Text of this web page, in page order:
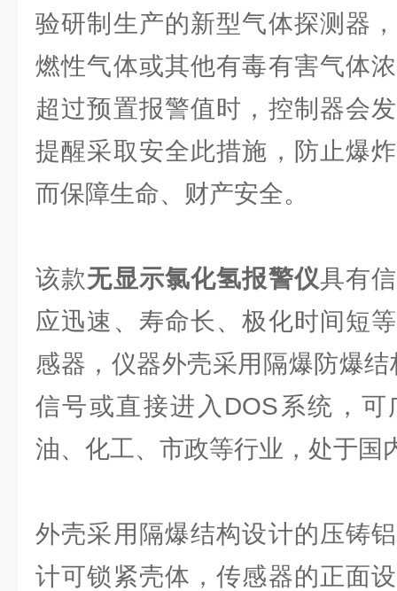
验研制生产的新型气体探测器
燃性气体或其他有毒有害气体
超过预置报警值时，控制器会
提醒采取安全此措施，防止爆
而保障生命、财产安全。
该款无显示氯化氢报警仪具有
应迅速、寿命长、极化时间短
感器，仪器外壳采用隔爆防爆
信号或直接进入DOS系统，
油、化工、市政等行业，处于国
外壳采用隔爆结构设计的压铸
计可锁紧壳体，传感器的正面